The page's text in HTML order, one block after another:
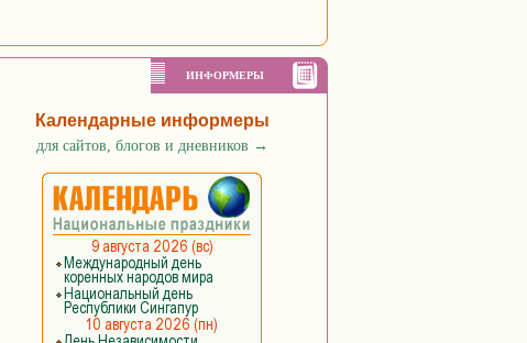
ИНФОРМЕРЫ
Календарные информеры
для сайтов, блогов и дневников →